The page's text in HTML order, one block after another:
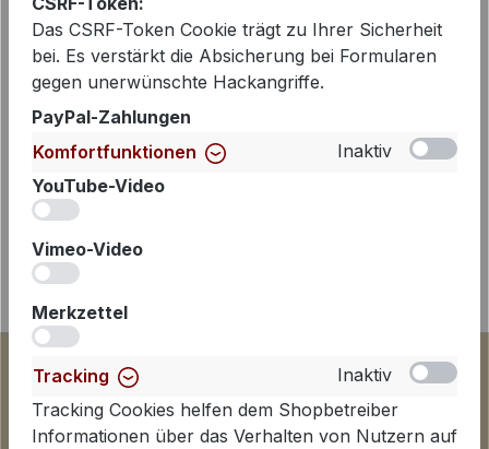
Beschreibung
Dieser Satinblouson von MANISA ist
ein echtes Highlight für moderne
Looks und vereint sportiven Charakter
mit eleganter Auss…
Mehr
Das CSRF-Token Cookie trägt zu Ihrer Sicherheit
bei. Es verstärkt die Absicherung bei Formularen
gegen unerwünschte Hackangriffe.
PayPal-Zahlungen
Komfortfunktionen
Inaktiv
YouTube-Video
Vimeo-Video
Merkzettel
Tracking
Inaktiv
Tracking Cookies helfen dem Shopbetreiber
Informationen über das Verhalten von Nutzern auf